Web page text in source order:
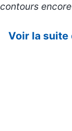
contours
Voir la suite